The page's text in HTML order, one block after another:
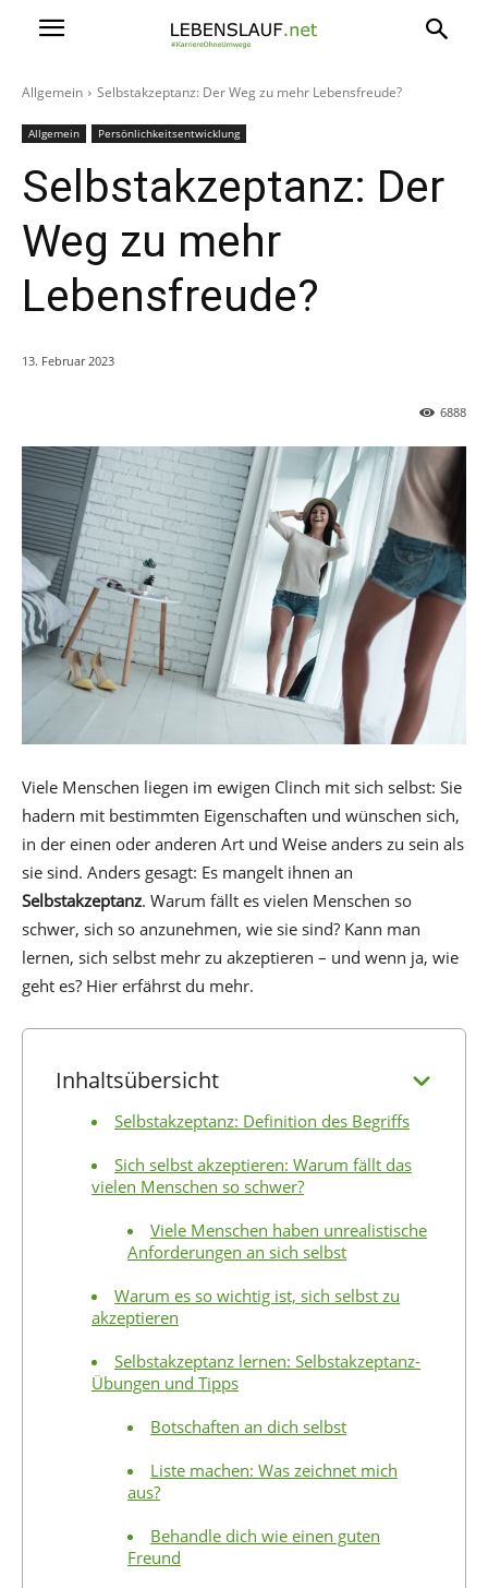
Allgemein Selbstakzeptanz: Der Weg zu mehr Lebensfreude?
Allgemein Persönlichkeitsentwicklung
Selbstakzeptanz: Der
Weg zu mehr
Lebensfreude?
13. Februar 2023
6888
Viele Menschen liegen im ewigen Clinch mit sich selbst: Sie
hadern mit bestimmten Eigenschaften und wünschen sich,
in der einen oder anderen Art und Weise anders zu sein als
sie sind. Anders gesagt: Es mangelt ihnen an
Selbstakzeptanz. Warum fällt es vielen Menschen so
schwer, sich so anzunehmen, wie sie sind? Kann man
lernen, sich selbst mehr zu akzeptieren – und wenn ja, wie
geht es? Hier erfährst du mehr.
Inhaltsübersicht
Selbstakzeptanz: Definition des Begriffs
Sich selbst akzeptieren: Warum fällt das
vielen Menschen so schwer?
Viele Menschen haben unrealistische
Anforderungen an sich selbst
Warum es so wichtig ist, sich selbst zu
akzeptieren
Selbstakzeptanz lernen: Selbstakzeptanz-
Übungen und Tipps
Botschaften an dich selbst
Liste machen: Was zeichnet mich
aus?
Behandle dich wie einen guten
Freund